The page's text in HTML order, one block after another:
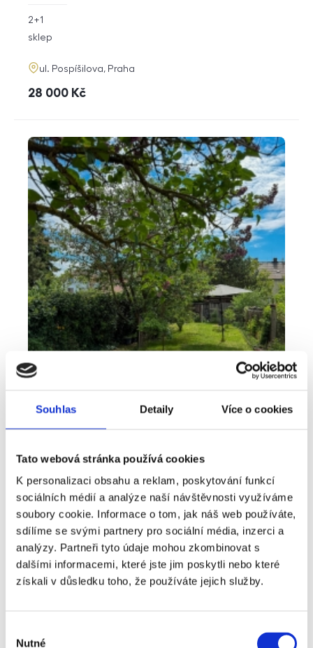
Souhlas Detaily Více o cookies
Tato webová stránka používá cookies
K personalizaci obsahu a reklam, poskytování funkcí
sociálních médií a analýze naší návštěvnosti využíváme
soubory cookie. Informace o tom, jak náš web používáte,
sdílíme se svými partnery pro sociální média, inzerci a
analýzy. Partneři tyto údaje mohou zkombinovat s
dalšími informacemi, které jste jim poskytli nebo které
získali v důsledku toho, že používáte jejich služby.
Nutné
rozměry
2+1
funkce
sklep
adresa
ul. Pospíšilova, Praha
cena
28 000 Kč
Bydlení, které nabízí víc než běžný byt -
pronájem 2+kk 41 m², Plzeň - Lobzy
Typ nabídky
Pronájem
Typ nemovitosti
Byt
rozměry
dispozice
cena
14 000